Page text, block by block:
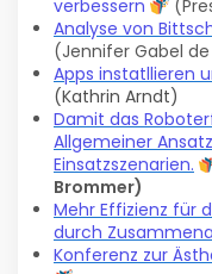
verbessern
Analyse von
(Jennifer Gabel
Apps instatllieren
(Kathrin Arndt)
Damit das
Allgemeiner
Einsatzszenarien.
Brommer)
Mehr Effizienz für
durch
Konferenz zur